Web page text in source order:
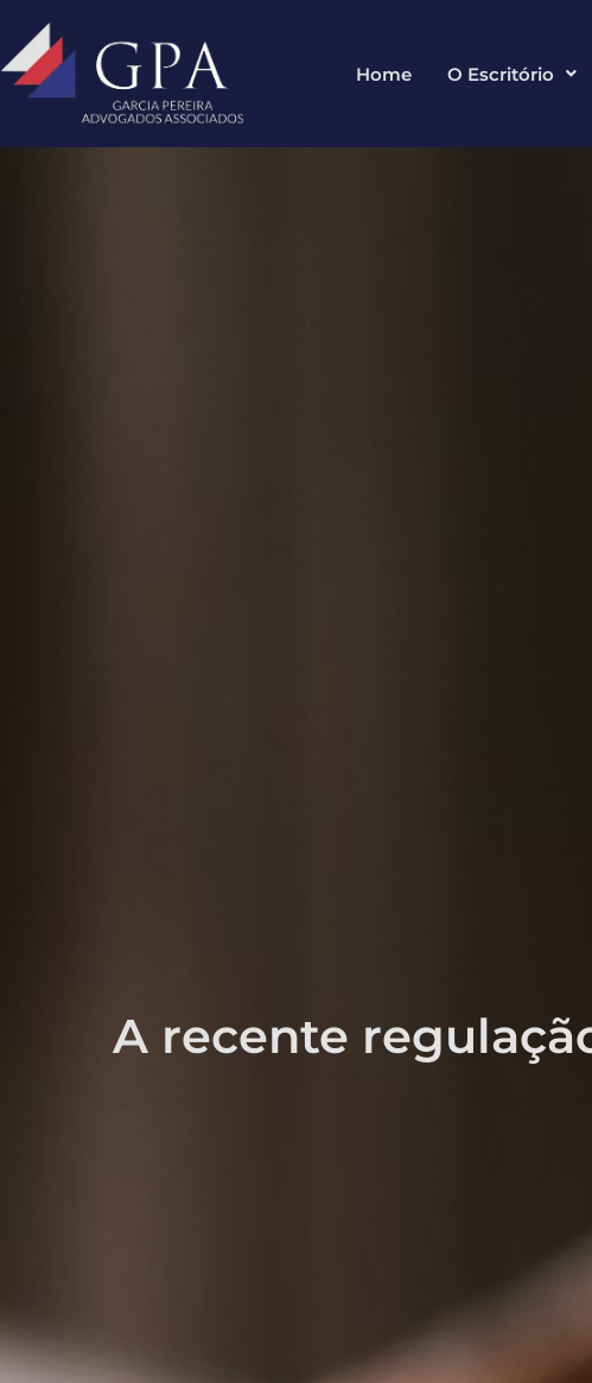
Home O Escritório
A recente